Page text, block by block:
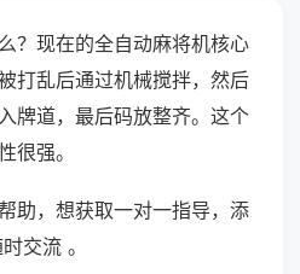
？现在的全自动麻将机核心
打乱后通过机械搅拌，然后
牌道，最后码放整齐。这个
很强。
助，想获取一对一指导，添
交流 。